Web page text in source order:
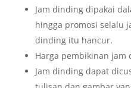
Jam dinding dipakai
hingga promosi selalu
dinding itu hancur.
Harga pembikinan jam
Jam dinding dapat